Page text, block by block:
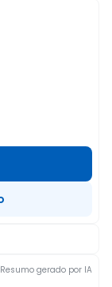
Resumo gerado por IA